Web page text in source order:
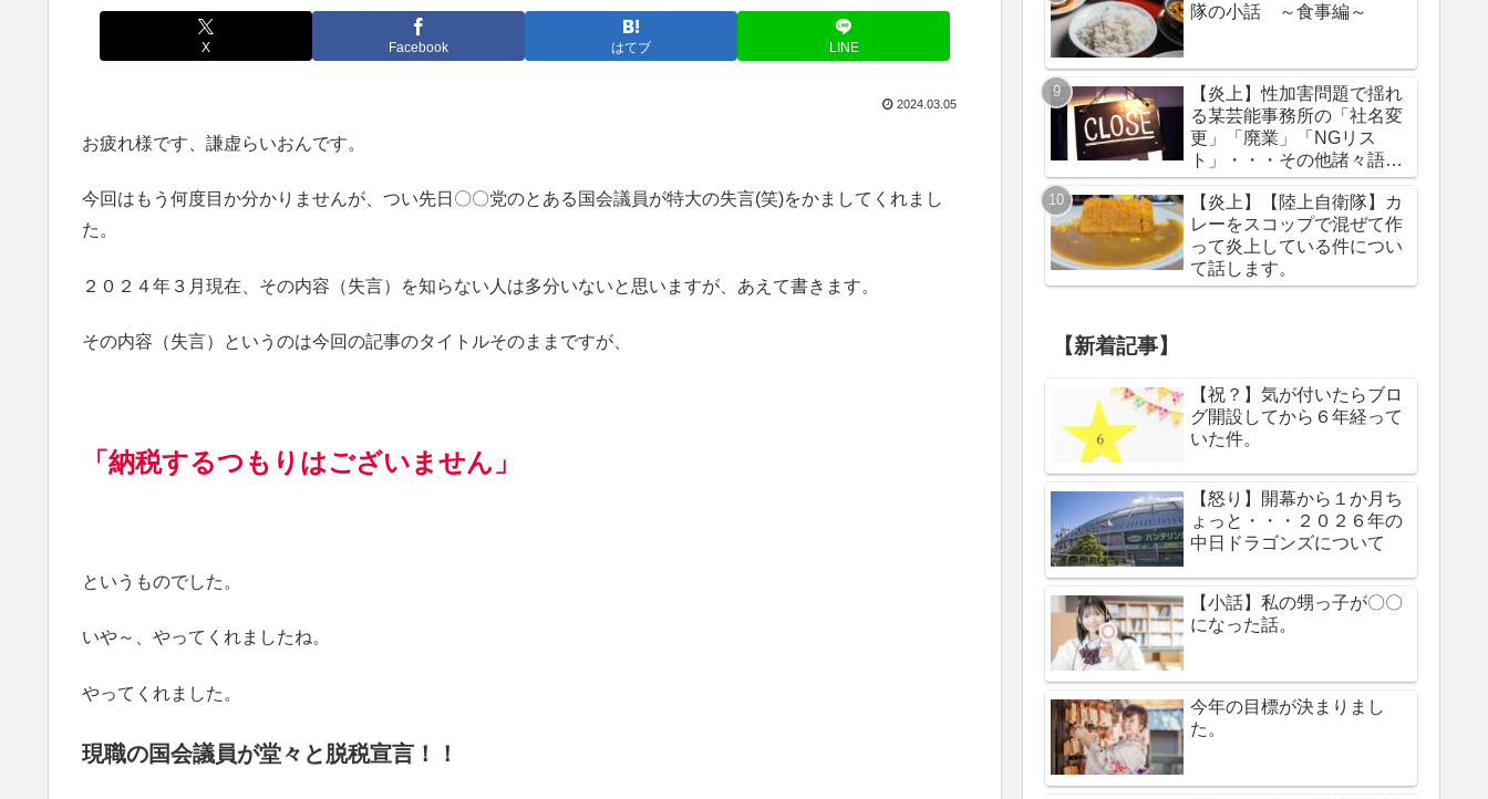
X Facebook はてブ LINE
2024.03.05
お疲れ様です、謙虚らいおんです。
今回はもう何度目か分かりませんが、つい先日〇〇党のとある国会議員が特大の失言(笑)をかましてくれまし
た。
２０２４年３月現在、その内容（失言）を知らない人は多分いないと思いますが、あえて書きます。
その内容（失言）というのは今回の記事のタイトルそのままですが、
「納税するつもりはございません」
というものでした。
いや～、やってくれましたね。
やってくれました。
現職の国会議員が堂々と脱税宣言！！
隊の小話 ～食事編～
【炎上】性加害問題で揺れ
る某芸能事務所の「社名変
更」「廃業」「NGリス
ト」・・・その他諸々語り
ます。
【炎上】【陸上自衛隊】カ
レーをスコップで混ぜて作
って炎上している件につい
て話します。
【新着記事】
【祝？】気が付いたらブロ
グ開設してから６年経って
いた件。
【怒り】開幕から１か月ち
ょっと・・・２０２６年の
中日ドラゴンズについて
【小話】私の甥っ子が〇〇
になった話。
今年の目標が決まりまし
た。